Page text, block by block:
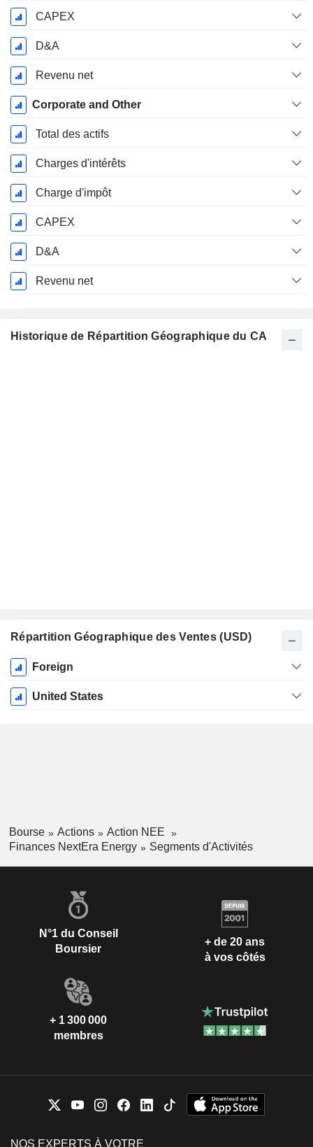
CAPEX
D&A
Revenu net
Corporate and Other
Total des actifs
Charges d'intérêts
Charge d'impôt
CAPEX
D&A
Revenu net
Historique de Répartition Géographique du CA
Répartition Géographique des Ventes (USD)
Période
Fiscale:
Décembre
Foreign
United States
Bourse Actions
Action NEE
Finances NextEra Energy
Segments d'Activités
N°1 du Conseil
Boursier
+ de 20 ans
à vos côtés
+ 1 300 000
membres
NOS EXPERTS À VOTRE